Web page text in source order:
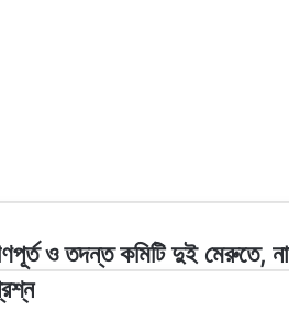
ও তদন্ত কমিটি দুই মেরুতে,